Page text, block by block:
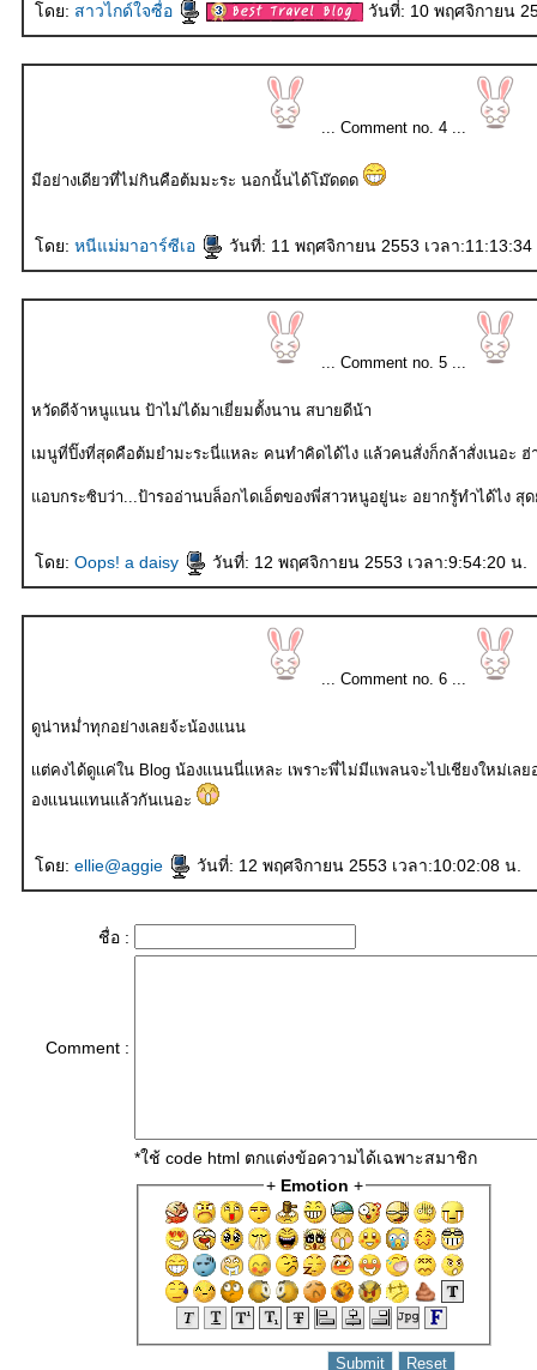
ดย: สาวไกด์ใจซื่อ วันที่: 10 พฤศจิกายน
... Comment no. 4 ...
มีอย่างเดียวที่ไม่กินคือต้มมะระ นอกนั้นได้โม๊ดดด
ดย: หนีแม่มาอาร์ซีเอ วันที่: 11 พฤศจิกายน 2553 เวลา
... Comment no. 5 ...
หวัดดีจ้าหนูแนน ป้าไม่ได้มาเยี่ยมตั้งนาน สบายดีน้า
เมนูที่ปิ๊งที่สุดคือต้มยำมะระนี่แหละ คนทำคิดได้ไง แล้วคนสั่งก็กล้าสั่งเนอะ
อบกระซิบว่า...ป้ารออ่านบล็อกไดเอ็ตของพี่สาวหนูอยู่นะ อยากรู้ทำได้ไง สุด
ดย: Oops! a daisy วันที่: 12 พฤศจิกายน 2553 เวลา:9:54:20 น.
... Comment no. 6 ...
ดูน่าหม่ำทุกอย่างเลยจ้ะน้องเเนน
เเต่คงได้ดูเเค่ใน Blog น้องเเนนนี่เเหละ เพราะพี่ไม่มีเเพลนจะไปเชียงใหม่เล
องเเนนเเทนเเล้วกันเนอะ
ดย: ellie@aggie วันที่: 12 พฤศจิกายน 2553 เวลา:10:02:08 น.
ชื่อ :
Comment :
*ใช้ code html ตกแต่งข้อความได้เฉพาะสมาชิก
+ Emotion +